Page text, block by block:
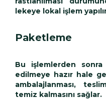
lekeye lokal işlem
Paketleme
Bu işlemlerden
edilmeye hazır hale
ambalajlanması,
temiz kalmasını sağlar.